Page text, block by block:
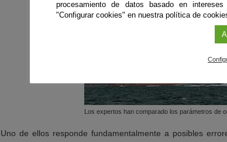
Los expertos han comparado los parámetros de
Uno de ellos responde fundamentalmente a posibles
procesamiento de datos basado en
"Configurar cookies" en nuestra política de